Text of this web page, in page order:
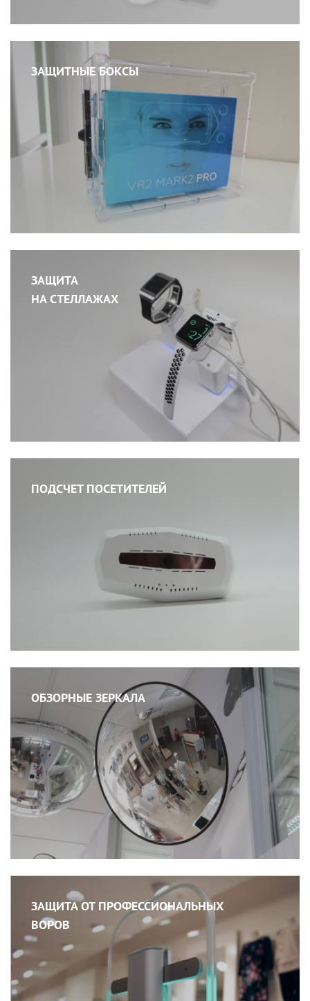
ЗАЩИТНЫЕ БОКСЫ
ЗАЩИТА
НА СТЕЛЛАЖАХ
ПОДСЧЕТ ПОСЕТИТЕЛЕЙ
ОБЗОРНЫЕ ЗЕРКАЛА
ЗАЩИТА ОТ ПРОФЕССИОНАЛЬНЫХ
ВОРОВ